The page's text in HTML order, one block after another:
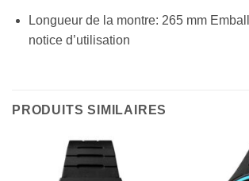
Longueur de la montre: 265 mm
notice d’utilisation
PRODUITS SIMILAIRES